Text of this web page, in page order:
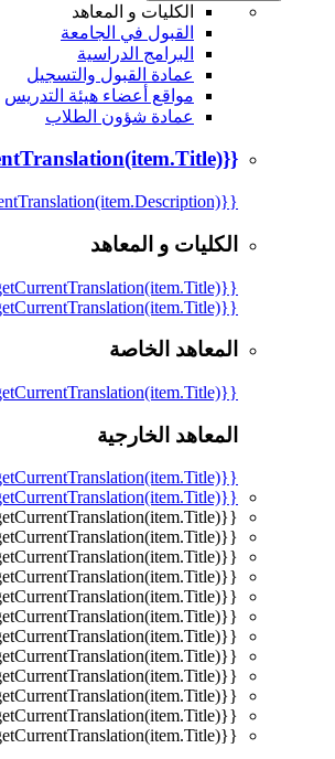
الكليات و المعاهد
القبول في الجامعة
البرامج الدراسية
عمادة القبول والتسجيل
مواقع أعضاء هيئة التدريس
عمادة شؤون الطلاب
{{mmc.getCurrentTranslation(item.Title)}}
{{mmc.getCurrentTranslation(item.Description)}}
الكليات و المعاهد
{{mmc.getCurrentTranslation(item.Title)}}
{{mmc.getCurrentTranslation(item.Title)}}
المعاهد الخاصة
{{mmc.getCurrentTranslation(item.Title)}}
المعاهد الخارجية
{{mmc.getCurrentTranslation(item.Title)}}
{{mmc.getCurrentTranslation(item.Title)}}
{{mmc.getCurrentTranslation(item.Title)}}
{{mmc.getCurrentTranslation(item.Title)}}
{{mmc.getCurrentTranslation(item.Title)}}
{{mmc.getCurrentTranslation(item.Title)}}
{{mmc.getCurrentTranslation(item.Title)}}
{{mmc.getCurrentTranslation(item.Title)}}
{{mmc.getCurrentTranslation(item.Title)}}
{{mmc.getCurrentTranslation(item.Title)}}
{{mmc.getCurrentTranslation(item.Title)}}
{{mmc.getCurrentTranslation(item.Title)}}
{{mmc.getCurrentTranslation(item.Title)}}
{{mmc.getCurrentTranslation(item.Title)}}